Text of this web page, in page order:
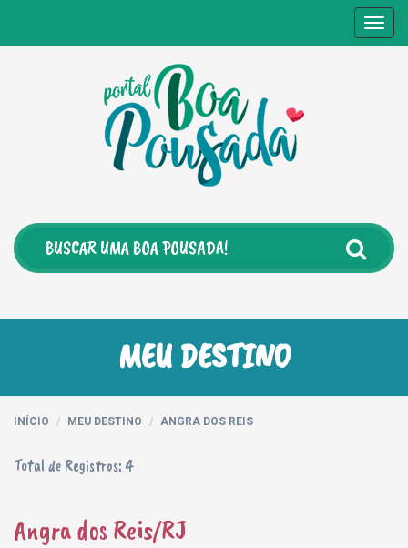
MEU DESTINO
INÍCIO MEU DESTINO ANGRA DOS REIS
Total de Registros: 4
Angra dos Reis/RJ